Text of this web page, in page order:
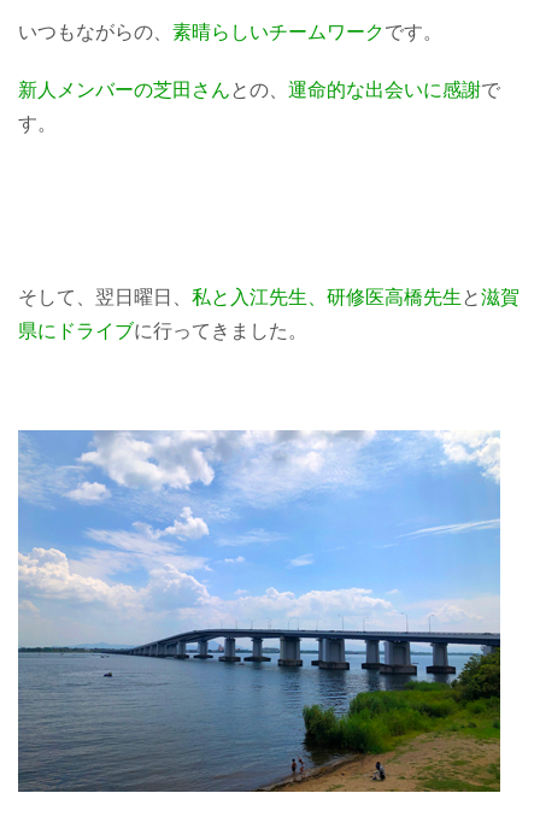
いつもながらの、 素晴らしいチームワークです。
新人メンバーの芝田さんとの、 運命的な出会いに感謝で
す。
そして、翌日曜日、 私と入江先生、研修医高橋先生と滋賀
県にドライブに行ってきました。